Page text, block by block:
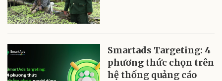
Smartads Targeting: 4
phương thức chọn trên
hệ thống quảng cáo